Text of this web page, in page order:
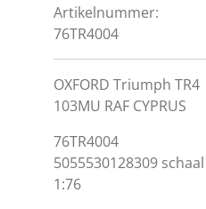
Artikelnummer:
76TR4004
OXFORD Triumph TR4
103MU RAF CYPRUS
76TR4004
5055530128309 schaal
1:76